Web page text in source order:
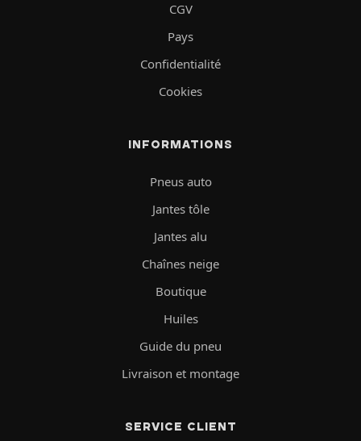
CGV
Pays
Confidentialité
Cookies
INFORMATIONS
Pneus auto
Jantes tôle
Jantes alu
Chaînes neige
Boutique
Huiles
Guide du pneu
Livraison et montage
SERVICE CLIENT